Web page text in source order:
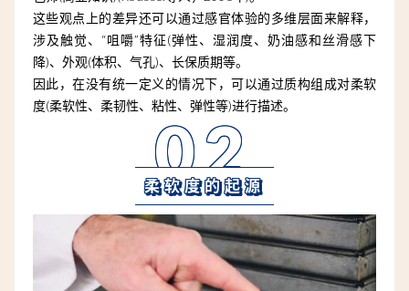
这些观点上的差异还可以通过感官体验的多维层面来解释，
涉及触觉、“咀嚼”特征(弹性、湿润度、奶油感和丝滑感下
降)、外观(体积、气孔)、长保质期等。
因此，在没有统一定义的情况下，可以通过质构组成对柔软
度(柔软性、柔韧性、粘性、弹性等)进行描述。
02
柔软度的起源